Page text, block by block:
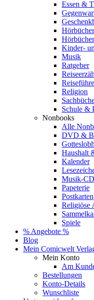
Essen &
Hörbücher
Kinder-
Musik
Ratgeber
Religion
Schule &
Nonbooks
Alle
DVD &
Haushalt
Kalender
Musik-
Papeterie
Postkarten
Religiöse
Spiele
% Angebote %
Blog
Mein Comicwelt
Mein Konto
Am
Bestellungen
Konto-Details
Wunschliste